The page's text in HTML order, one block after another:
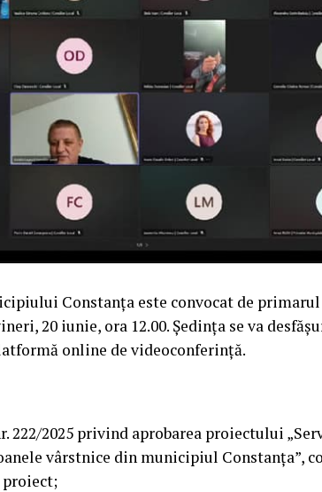
Constanța este convocat de
20 iunie, ora 12.00. Ședința se va
online de videoconferință.
222/2025 privind aprobarea proiectului
vârstnice din municipiul Constanța”,